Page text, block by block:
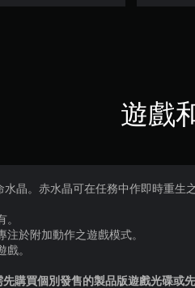
遊戲
晶。赤水晶可在任務中作即時重生之
於附加動作之遊戲模式。
。
購買個別發售的製品版遊戲光碟